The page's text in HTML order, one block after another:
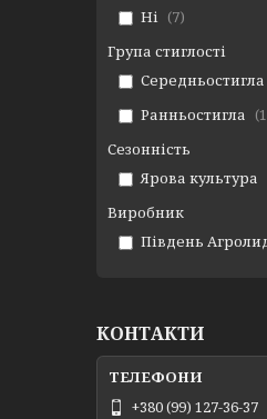
Ні
7
Група стиглості
Середньостигла
Ранньостигла
1
Сезонність
Ярова культура
Виробник
Південь
КОНТАКТИ
+380 (99) 127-36-37